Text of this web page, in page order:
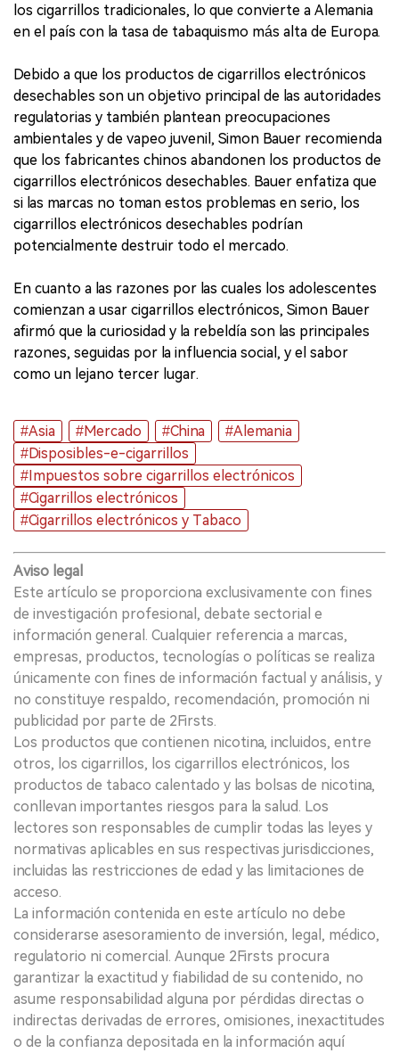
los cigarrillos tradicionales, lo que convierte a Alemania
en el país con la tasa de tabaquismo más alta de Europa.
Debido a que los productos de cigarrillos electrónicos
desechables son un objetivo principal de las autoridades
regulatorias y también plantean preocupaciones
ambientales y de vapeo juvenil, Simon Bauer recomienda
que los fabricantes chinos abandonen los productos de
cigarrillos electrónicos desechables. Bauer enfatiza que
si las marcas no toman estos problemas en serio, los
cigarrillos electrónicos desechables podrían
potencialmente destruir todo el mercado.
En cuanto a las razones por las cuales los adolescentes
comienzan a usar cigarrillos electrónicos, Simon Bauer
afirmó que la curiosidad y la rebeldía son las principales
razones, seguidas por la influencia social, y el sabor
como un lejano tercer lugar.
#Asia #Mercado #China
#Alemania
#Disposibles-e-cigarrillos
#Impuestos sobre cigarrillos electrónicos
#Cigarrillos electrónicos
#Cigarrillos electrónicos y Tabaco
Aviso legal
Este artículo se proporciona exclusivamente con fines
de investigación profesional, debate sectorial e
información general. Cualquier referencia a marcas,
empresas, productos, tecnologías o políticas se realiza
únicamente con fines de información factual y análisis, y
no constituye respaldo, recomendación, promoción ni
publicidad por parte de 2Firsts.
Los productos que contienen nicotina, incluidos, entre
otros, los cigarrillos, los cigarrillos electrónicos, los
productos de tabaco calentado y las bolsas de nicotina,
conllevan importantes riesgos para la salud. Los
lectores son responsables de cumplir todas las leyes y
normativas aplicables en sus respectivas jurisdicciones,
incluidas las restricciones de edad y las limitaciones de
acceso.
La información contenida en este artículo no debe
considerarse asesoramiento de inversión, legal, médico,
regulatorio ni comercial. Aunque 2Firsts procura
garantizar la exactitud y fiabilidad de su contenido, no
asume responsabilidad alguna por pérdidas directas o
indirectas derivadas de errores, omisiones, inexactitudes
o de la confianza depositada en la información aquí